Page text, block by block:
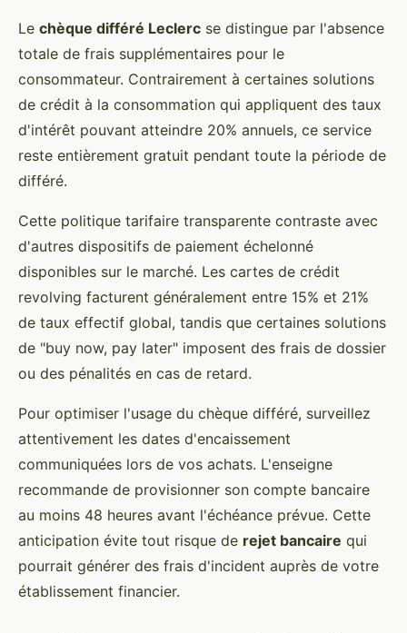
Le chèque différé Leclerc se distingue par l'absence
totale de frais supplémentaires pour le
consommateur. Contrairement à certaines solutions
de crédit à la consommation qui appliquent des taux
d'intérêt pouvant atteindre 20% annuels, ce service
reste entièrement gratuit pendant toute la période de
différé.
Cette politique tarifaire transparente contraste avec
d'autres dispositifs de paiement échelonné
disponibles sur le marché. Les cartes de crédit
revolving facturent généralement entre 15% et 21%
de taux effectif global, tandis que certaines solutions
de "buy now, pay later" imposent des frais de dossier
ou des pénalités en cas de retard.
Pour optimiser l'usage du chèque différé, surveillez
attentivement les dates d'encaissement
communiquées lors de vos achats. L'enseigne
recommande de provisionner son compte bancaire
au moins 48 heures avant l'échéance prévue. Cette
anticipation évite tout risque de rejet bancaire qui
pourrait générer des frais d'incident auprès de votre
établissement financier.